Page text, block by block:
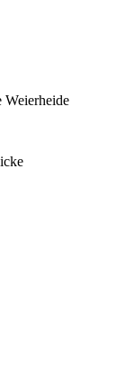
Weierheide